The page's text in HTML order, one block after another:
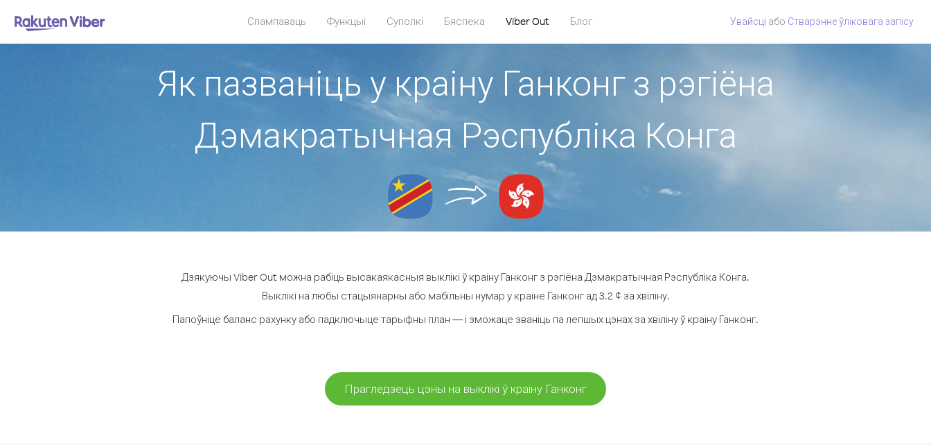
Спампаваць Функцыі Суполкі Бяспека Viber Out Блог Увайсці або Стварэнне ўліковага запісу
Як пазваніць у краіну Ганконг з рэгіёна
Дэмакратычная Рэспубліка Конга
Дзякуючы Viber Out можна рабіць высакаякасныя выклікі ў краіну Ганконг з рэгіёна Дэмакратычная Рэспубліка Конга.
Выклікі на любы стацыянарны або мабільны нумар у краіне Ганконг ад 3.2 ¢ за хвіліну.
Папоўніце баланс рахунку або падключыце тарыфны план — і зможаце званіць па лепшых цэнах за хвіліну ў краіну Ганконг.
Прагледзець цэны на выклікі ў краіну Ганконг